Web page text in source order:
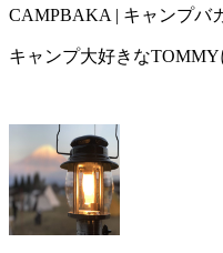
CAMPBAKA | キャンプバ
キャンプ大好きな